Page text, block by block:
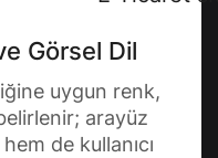
Görsel Dil
uygun renk,
arayüz
de kullanıcı